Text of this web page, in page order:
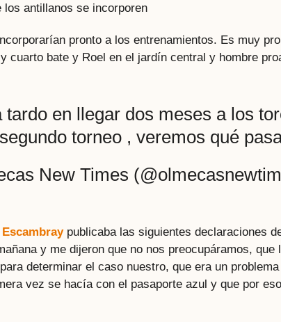
los antillanos se incorporen
pronto a los entrenamientos. Es muy
cuarto bate y Roel en el jardín central y hombre
tardo en llegar dos meses a los
torneo , veremos qué
New Times
Escambraypublicaba las siguientes declaraciones
y me dijeron que no nos preocupáramos,
determinar el caso nuestro, que era un
vez se hacía con el pasaporte azul y que por